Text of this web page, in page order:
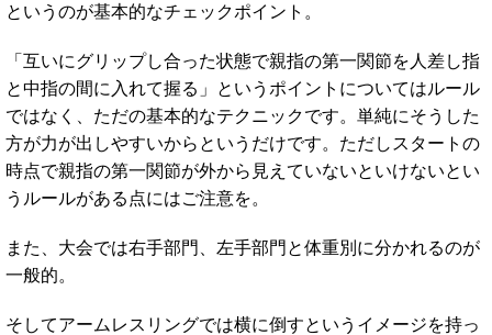
というのが基本的なチェックポイント。
「互いにグリップし合った状態で親指の第一関節を人差し指
と中指の間に入れて握る」というポイントについてはルール
ではなく、ただの基本的なテクニックです。単純にそうした
方が力が出しやすいからというだけです。ただしスタートの
時点で親指の第一関節が外から見えていないといけないとい
うルールがある点にはご注意を。
また、大会では右手部門、左手部門と体重別に分かれるのが
一般的。
そしてアームレスリングでは横に倒すというイメージを持っ